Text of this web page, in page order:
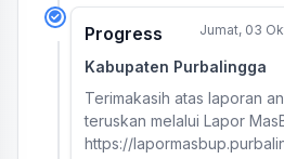
Progress Jumat, 03
Kabupaten Purbalingga
Terimakasih atas laporan
teruskan melalui Lapor
https://